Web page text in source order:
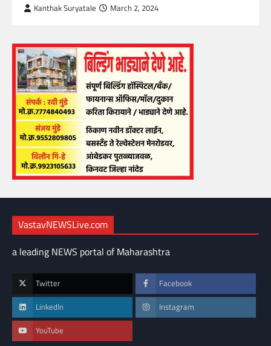
Kanthak Suryatale March 2, 2024
VastavNEWSLive.com
a leading NEWS portal of Maharashtra
Twitter Facebook
LinkedIn Instagram
YouTube